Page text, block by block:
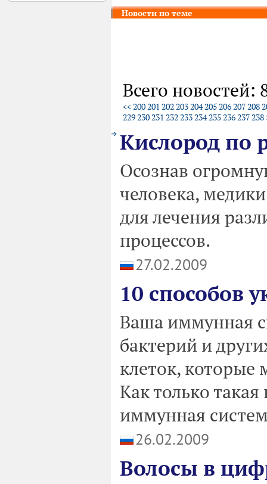
Новости по теме
Всего новостей:
<<200201 202203204205206207208
229230231 232233234235236237238
Кислород по
Осознав
человека,
для лечения
процессов.
27.02.2009
10 cпособов
Ваша иммунная
бактерий и
клеток, которые
Как только
иммунная
26.02.2009
Волосы в